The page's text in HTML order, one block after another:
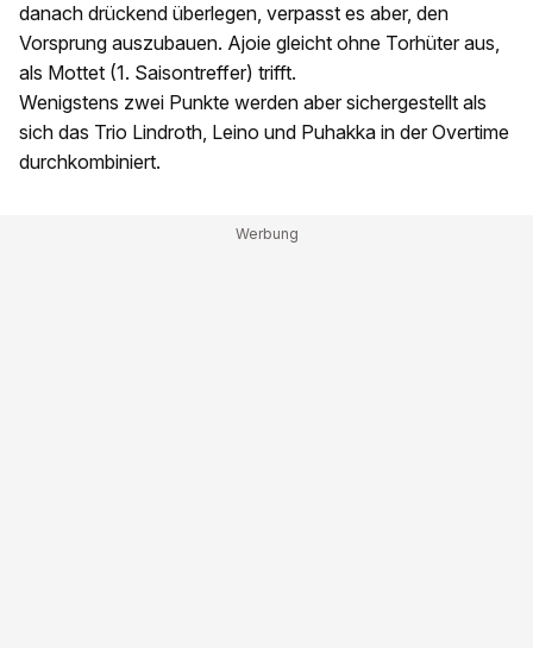
danach drückend überlegen, verpasst es aber, den
Vorsprung auszubauen. Ajoie gleicht ohne Torhüter aus,
als Mottet (1. Saisontreffer) trifft.
Wenigstens zwei Punkte werden aber sichergestellt als
sich das Trio Lindroth, Leino und Puhakka in der Overtime
durchkombiniert.